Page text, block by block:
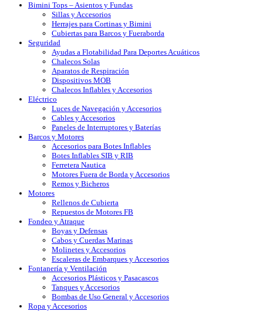
Bimini Tops – Asientos y Fundas
Sillas y Accesorios
Herrajes para Cortinas y Bimini
Cubiertas para Barcos y Fueraborda
Seguridad
Ayudas a Flotabilidad Para Deportes Acuáticos
Chalecos Solas
Aparatos de Respiración
Dispositivos MOB
Chalecos Inflables y Accesorios
Eléctrico
Luces de Navegación y Accesorios
Cables y Accesorios
Paneles de Interruptores y Baterías
Barcos y Motores
Accesorios para Botes Inflables
Botes Inflables SIB y RIB
Ferretera Nautica
Motores Fuera de Borda y Accesorios
Remos y Bicheros
Motores
Rellenos de Cubierta
Repuestos de Motores FB
Fondeo y Atraque
Boyas y Defensas
Cabos y Cuerdas Marinas
Molinetes y Accesorios
Escaleras de Embarques y Accesorios
Fontanería y Ventilación
Accesorios Plásticos y Pasacascos
Tanques y Accesorios
Bombas de Uso General y Accesorios
Ropa y Accesorios